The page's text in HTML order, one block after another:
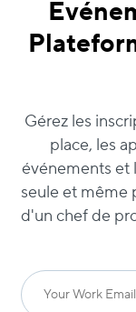
Gérez les
place, les
événements et
seule et même
d'un chef de